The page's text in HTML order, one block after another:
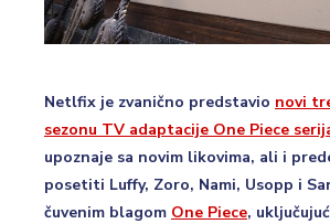
Netlfix je zvanično predstavio novi
sezonu TV adaptacije One Piece
upoznaje sa novim likovima, ali i
posetiti Luffy, Zoro, Nami, Usopp i
čuvenim blagom One Piece,